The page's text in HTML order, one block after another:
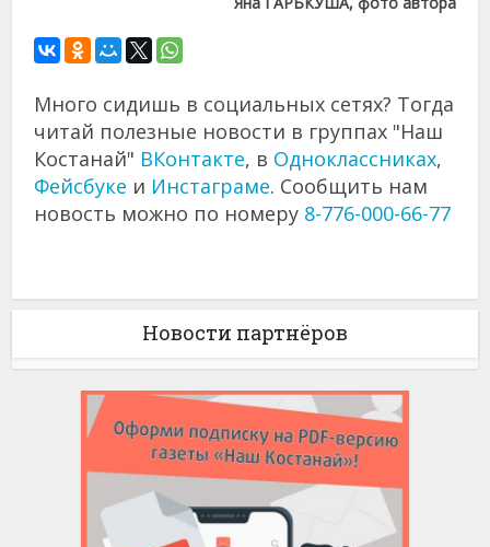
Много сидишь в социальных сетях? Тогда
читай полезные новости в группах "Наш
Костанай" ВКонтакте, в Одноклассниках,
Фейсбуке и Инстаграме. Сообщить нам
новость можно по номеру 8-776-000-66-77
Новости партнёров